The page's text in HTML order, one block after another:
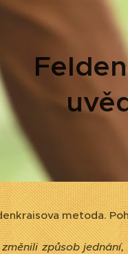
metoda.
způsob